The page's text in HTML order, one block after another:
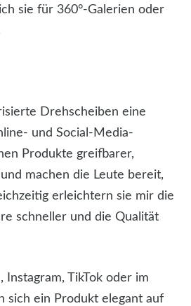
sie für 360°-Galerien oder
Drehscheiben eine
und Social-Media-
Produkte greifbarer,
machen die Leute bereit,
erleichtern sie mir die
schneller und die Qualität
Instagram, TikTok oder im
sich ein Produkt elegant auf